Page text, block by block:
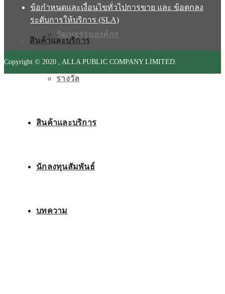
วัฒนธรรมองค์กร
รางวัล
สินค้าและบริการ
นักลงทุนสัมพันธ์
บทความ
สินค้าและบริการ
ข้อกำหนดและเงื่อนไขทั่วไปการขาย และ ข้อตกลง
ระดับการให้บริการ (SLA)
Copyright © 2020 , ALLA PUBLIC COMPANY LIMITED.